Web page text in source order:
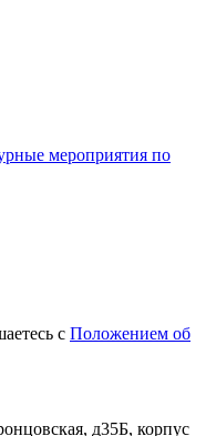
мероприятия по
с Положением об
д35Б, корпус